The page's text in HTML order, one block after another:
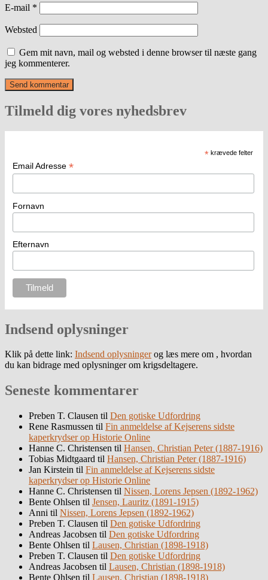
E-mail *
Websted
Gem mit navn, mail og websted i denne browser til næste gang
jeg kommenterer.
Tilmeld dig vores nyhedsbrev
* krævede felter
Email Adresse *
Fornavn
Efternavn
Indsend oplysninger
Klik på dette link: Indsend oplysningerog læs mere om , hvordan
du kan bidrage med oplysninger om krigsdeltagere.
Seneste kommentarer
Preben T. Clausen til Den gotiske Udfordring
Rene Rasmussen til Fin anmeldelse af Kejserens sidste
kaperkrydser op Historie Online
Hanne C. Christensen til Hansen, Christian Peter (1887-1916)
Tobias Midtgaard til Hansen, Christian Peter (1887-1916)
Jan Kirstein til Fin anmeldelse af Kejserens sidste
kaperkrydser op Historie Online
Hanne C. Christensen til Nissen, Lorens Jepsen (1892-1962)
Bente Ohlsen til Jensen, Lauritz (1891-1915)
Anni til Nissen, Lorens Jepsen (1892-1962)
Preben T. Clausen til Den gotiske Udfordring
Andreas Jacobsen til Den gotiske Udfordring
Bente Ohlsen til Lausen, Christian (1898-1918)
Preben T. Clausen til Den gotiske Udfordring
Andreas Jacobsen til Lausen, Christian (1898-1918)
Bente Ohlsen til Lausen, Christian (1898-1918)